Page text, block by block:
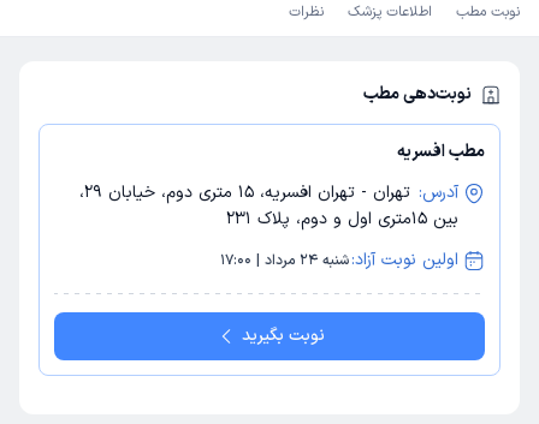
نوبت مطب اطلاعات پزشک نظرات
نوبت‌دهی مطب
مطب افسریه
آدرس:
تهران - تهران افسریه، 15 متری دوم، خیابان 29،
بین 15متری اول و دوم، پلاک 231
اولین نوبت آزاد:شنبه 24 مرداد | 17:00
نوبت بگیرید